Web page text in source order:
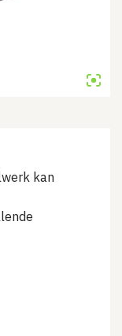
kan